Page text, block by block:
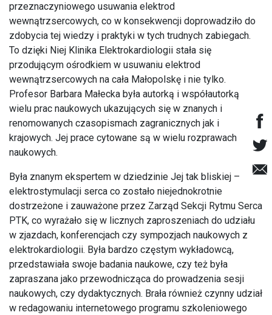
przeznaczyniowego usuwania elektrod
wewnątrzsercowych, co w konsekwencji doprowadziło do
zdobycia tej wiedzy i praktyki w tych trudnych zabiegach.
To dzięki Niej Klinika Elektrokardiologii stała się
przodującym ośrodkiem w usuwaniu elektrod
wewnątrzsercowych na cała Małopolskę i nie tylko.
Profesor Barbara Małecka była autorką i współautorką
wielu prac naukowych ukazujących się w znanych i
renomowanych czasopismach zagranicznych jak i
krajowych. Jej prace cytowane są w wielu rozprawach
naukowych.
Była znanym ekspertem w dziedzinie Jej tak bliskiej –
elektrostymulacji serca co zostało niejednokrotnie
dostrzeżone i zauważone przez Zarząd Sekcji Rytmu Serca
PTK, co wyrażało się w licznych zaproszeniach do udziału
w zjazdach, konferencjach czy sympozjach naukowych z
elektrokardiologii. Była bardzo częstym wykładowcą,
przedstawiała swoje badania naukowe, czy też była
zapraszana jako przewodnicząca do prowadzenia sesji
naukowych, czy dydaktycznych. Brała również czynny udział
w redagowaniu internetowego programu szkoleniowego